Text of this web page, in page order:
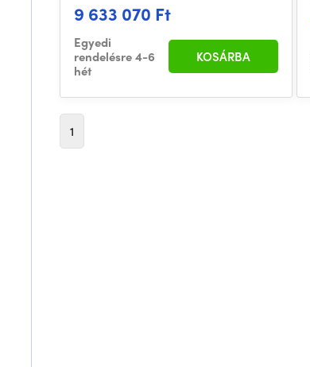
9 633 070 Ft
Egyedi
rendelésre 4-6
hét
KOSÁRBA
1